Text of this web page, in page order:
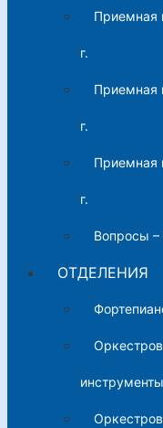
Приемная
г.
Приемная
г.
Приемная
г.
Вопросы
ОТДЕЛЕНИЯ
инструменты